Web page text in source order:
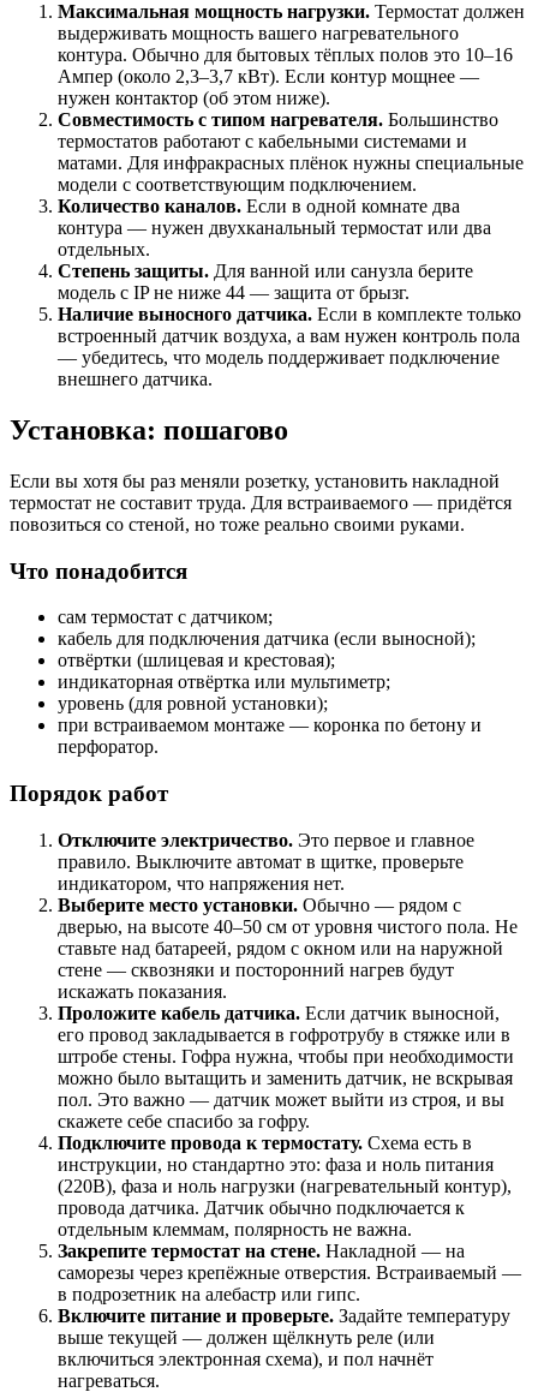
Максимальная мощность нагрузки. Термостат должен
выдерживать мощность вашего нагревательного
контура. Обычно для бытовых тёплых полов это 10–16
Ампер (около 2,3–3,7 кВт). Если контур мощнее —
нужен контактор (об этом ниже).
Совместимость с типом нагревателя. Большинство
термостатов работают с кабельными системами и
матами. Для инфракрасных плёнок нужны специальные
модели с соответствующим подключением.
Количество каналов. Если в одной комнате два
контура — нужен двухканальный термостат или два
отдельных.
Степень защиты. Для ванной или санузла берите
модель с IP не ниже 44 — защита от брызг.
Наличие выносного датчика. Если в комплекте только
встроенный датчик воздуха, а вам нужен контроль пола
— убедитесь, что модель поддерживает подключение
внешнего датчика.
Установка: пошагово
Если вы хотя бы раз меняли розетку, установить накладной
термостат не составит труда. Для встраиваемого — придётся
повозиться со стеной, но тоже реально своими руками.
Что понадобится
сам термостат с датчиком;
кабель для подключения датчика (если выносной);
отвёртки (шлицевая и крестовая);
индикаторная отвёртка или мультиметр;
уровень (для ровной установки);
при встраиваемом монтаже — коронка по бетону и
перфоратор.
Порядок работ
Отключите электричество. Это первое и главное
правило. Выключите автомат в щитке, проверьте
индикатором, что напряжения нет.
Выберите место установки. Обычно — рядом с
дверью, на высоте 40–50 см от уровня чистого пола. Не
ставьте над батареей, рядом с окном или на наружной
стене — сквозняки и посторонний нагрев будут
искажать показания.
Проложите кабель датчика. Если датчик выносной,
его провод закладывается в гофротрубу в стяжке или в
штробе стены. Гофра нужна, чтобы при необходимости
можно было вытащить и заменить датчик, не вскрывая
пол. Это важно — датчик может выйти из строя, и вы
скажете себе спасибо за гофру.
Подключите провода к термостату. Схема есть в
инструкции, но стандартно это: фаза и ноль питания
(220В), фаза и ноль нагрузки (нагревательный контур),
провода датчика. Датчик обычно подключается к
отдельным клеммам, полярность не важна.
Закрепите термостат на стене. Накладной — на
саморезы через крепёжные отверстия. Встраиваемый —
в подрозетник на алебастр или гипс.
Включите питание и проверьте. Задайте температуру
выше текущей — должен щёлкнуть реле (или
включиться электронная схема), и пол начнёт
нагреваться.